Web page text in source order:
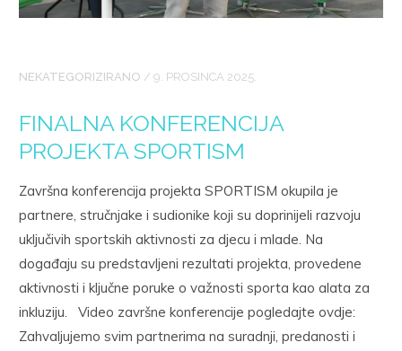
NEKATEGORIZIRANO / 9. PROSINCA 2025.
FINALNA KONFERENCIJA
PROJEKTA SPORTISM
Završna konferencija projekta SPORTISM okupila je
partnere, stručnjake i sudionike koji su doprinijeli razvoju
uključivih sportskih aktivnosti za djecu i mlade. Na
događaju su predstavljeni rezultati projekta, provedene
aktivnosti i ključne poruke o važnosti sporta kao alata za
inkluziju. Video završne konferencije pogledajte ovdje:
Zahvaljujemo svim partnerima na suradnji, predanosti i